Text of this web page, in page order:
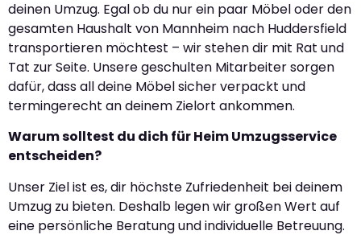
deinen Umzug. Egal ob du nur ein paar Möbel oder den
gesamten Haushalt von Mannheim nach Huddersfield
transportieren möchtest – wir stehen dir mit Rat und
Tat zur Seite. Unsere geschulten Mitarbeiter sorgen
dafür, dass all deine Möbel sicher verpackt und
termingerecht an deinem Zielort ankommen.
Warum solltest du dich für Heim Umzugsservice
entscheiden?
Unser Ziel ist es, dir höchste Zufriedenheit bei deinem
Umzug zu bieten. Deshalb legen wir großen Wert auf
eine persönliche Beratung und individuelle Betreuung.